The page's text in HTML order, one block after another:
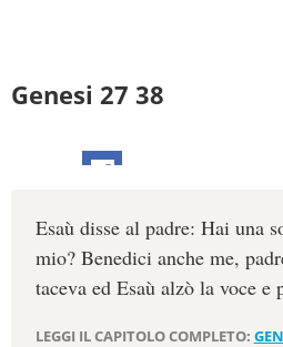
Genesi 27 38
Esaù disse al padre: Hai una
mio? Benedici anche me,
taceva ed Esaù alzò la voce e
LEGGI IL CAPITOLO COMPLETO: